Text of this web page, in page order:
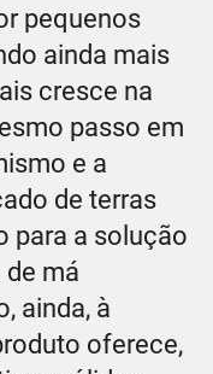
pequenos
ainda mais
cresce na
passo em
e a
de terras
para a solução
má
ainda, à
oferece,